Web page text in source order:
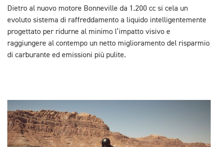
Dietro al nuovo motore Bonneville da 1.200 cc si cela un
evoluto sistema di raffreddamento a liquido intelligentemente
progettato per ridurne al minimo l’impatto visivo e
raggiungere al contempo un netto miglioramento del risparmio
di carburante ed emissioni più pulite.